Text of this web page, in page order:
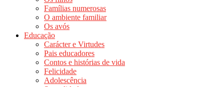
Famílias numerosas
O ambiente familiar
Os avós
Educação
Carácter e Virtudes
Pais educadores
Contos e histórias de vida
Felicidade
Adolescência